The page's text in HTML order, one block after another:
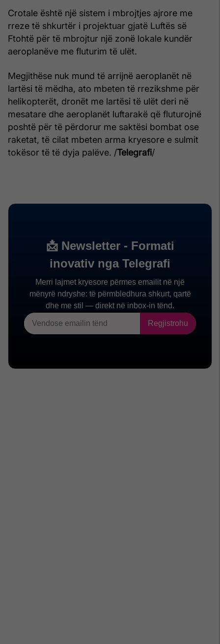
Crotale është një sistem i mbrojtjes ajrore me
rreze të shkurtër i projektuar gjatë Luftës së
Ftohtë për të mbrojtur një zonë lokale kundër
aeroplanëve me fluturim të ulët.
Megjithëse nuk mund të arrijnë aeroplanët në
lartësi të mëdha, ato mbeten të rrezikshme për
helikopterët, dronët me lartësi të ulët deri në
mesatare dhe aeroplanët luftarakë që fluturojnë
poshtë për të përdorur me saktësi bombat ose
raketat, të cilat mbeten arma kryesore e sulmit
tokësor të të dyja palëve. /Telegrafi/